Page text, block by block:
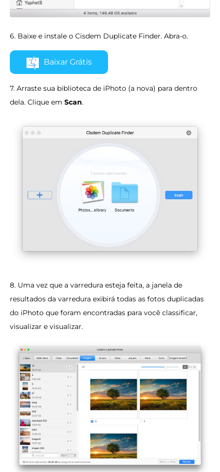
6. Baixe e instale o Cisdem Duplicate Finder. Abra-o.
Baixar Grátis
7. Arraste sua biblioteca de iPhoto (a nova) para dentro
dela. Clique em Scan.
8. Uma vez que a varredura esteja feita, a janela de
resultados da varredura exibirá todas as fotos duplicadas
do iPhoto que foram encontradas para você classificar,
visualizar e visualizar.